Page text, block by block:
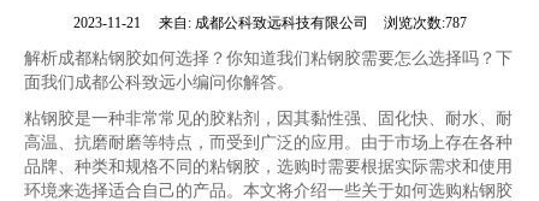
2023-11-21 来自: 成都公科致远科技有限公司 浏览次数:787
解析成都粘钢胶如何选择？你知道我们粘钢胶需要怎么选择吗？下
面我们成都公科致远小编问你解答。
粘钢胶是一种非常常见的胶粘剂，因其黏性强、固化快、耐水、耐
高温、抗磨耐磨等特点，而受到广泛的应用。由于市场上存在各种
品牌、种类和规格不同的粘钢胶，选购时需要根据实际需求和使用
环境来选择适合自己的产品。本文将介绍一些关于如何选购粘钢胶